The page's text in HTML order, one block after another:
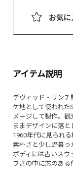
お気に
アイテム説明
デヴィッド・リンチ
ケ地として使われた
メージして製作。
ままデザインに落と
1960年代に見られ
素朴さと少し野暮っ
ボディには古いス
フさの中に芯のある